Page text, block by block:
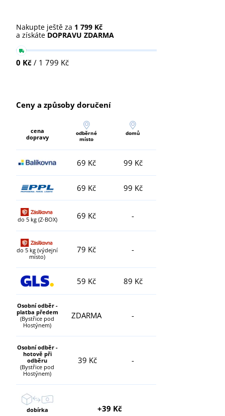
Nakupte ještě za 1 799 Kč
a získáte DOPRAVU ZDARMA
0 Kč / 1 799 Kč
Ceny a způsoby doručení
cena
dopravy
odběrné
místo
domů
69 Kč 99 Kč
69 Kč 99 Kč
do 5 kg (Z-BOX) 69 Kč -
do 5 kg (výdejní
místo)
79 Kč -
59 Kč 89 Kč
Osobní odběr -
platba předem
(Bystřice pod
Hostýnem)
ZDARMA -
Osobní odběr -
hotově při
odběru
(Bystřice pod
Hostýnem)
39 Kč -
dobírka +39 Kč